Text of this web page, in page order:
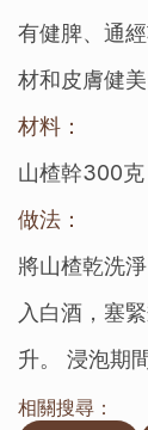
有健脾、通
材和皮膚健美
材料：
山楂幹300克
做法：
將山楂乾洗
入白酒，塞
升。 浸泡期
相關搜尋：